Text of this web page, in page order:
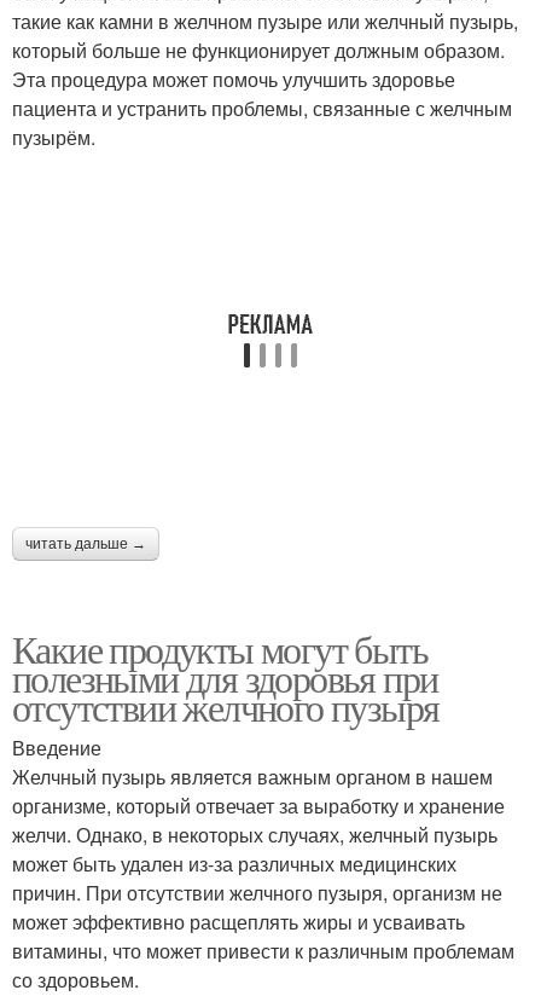
такие как камни в желчном пузыре или желчный пузырь,
который больше не функционирует должным образом.
Эта процедура может помочь улучшить здоровье
пациента и устранить проблемы, связанные с желчным
пузырём.
читать дальше →
Какие продукты могут быть
полезными для здоровья при
отсутствии желчного пузыря
Введение
Желчный пузырь является важным органом в нашем
организме, который отвечает за выработку и хранение
желчи. Однако, в некоторых случаях, желчный пузырь
может быть удален из-за различных медицинских
причин. При отсутствии желчного пузыря, организм не
может эффективно расщеплять жиры и усваивать
витамины, что может привести к различным проблемам
со здоровьем.